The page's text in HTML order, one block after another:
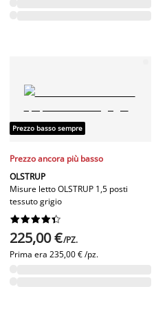
Prezzo basso sempre
Prezzo ancora più basso
OLSTRUP
Misure letto OLSTRUP 1,5 posti
tessuto grigio






225,00 €/PZ.
Prima era 235,00 € /pz.